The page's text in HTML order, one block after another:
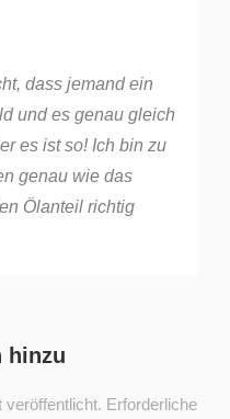
dass jemand ein
und es genau gleich
es ist so! Ich bin zu
genau wie das
Ölanteil richtig
hinzu
veröffentlicht. Erforderliche